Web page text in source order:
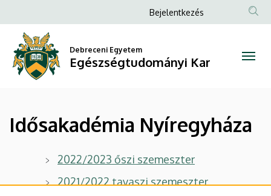
Nyíregyháza
Egészségtudományi
Kar
a
tartalomra
Anonim
menüje
Bejelentkezés
Debreceni Egyetem
Egészségtudományi Kar
Idősakadémia Nyíregyháza
2022/2023 őszi szemeszter
2021/2022 tavaszi szemeszter